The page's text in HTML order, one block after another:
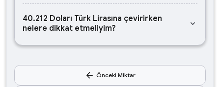
40.212 Doları Türk Lirasına çevirirken
nelere dikkat etmeliyim?
keyboard_arrow_down
arrow_back Önceki Miktar